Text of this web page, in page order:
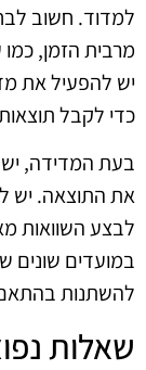
למדוד. חשוב
מרבית הזמן,
יש להפעיל את
כדי לקבל תוצאות
בעת המדידה,
את התוצאה. יש
לבצע השוואות
במועדים שונים
להשתנות בהתאם
שאלות